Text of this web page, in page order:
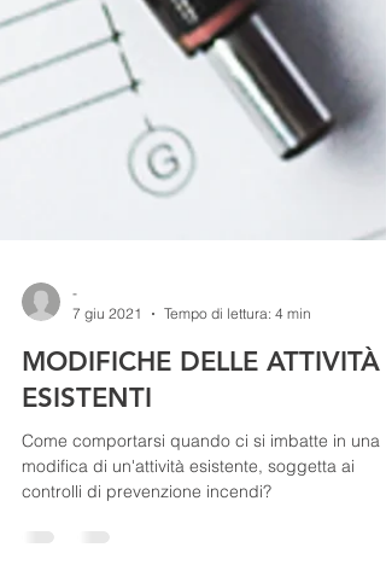
-
7 giu 2021
MODIFICHE DELLE ATTIVITÀ
ESISTENTI